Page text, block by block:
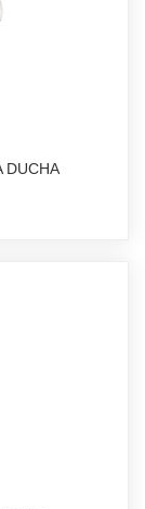
DUCHA